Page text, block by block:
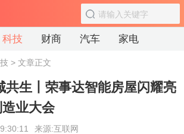
科技 财商 汽车 家电
> 文章正文
共生丨荣事达智能房屋闪耀亮
业大会
来源:互联网